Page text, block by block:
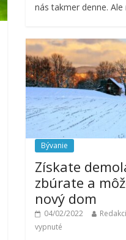
nás takmer denne. Ale
Bývanie
Získate
zbúrate a
nový dom
04/02/2022
vypnuté